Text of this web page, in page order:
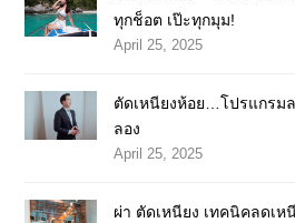
ทุกช็อต เป๊ะทุกมุม!
April 25, 2025
ตัดเหนียงห้อย…โปรแกรม
ลอง
April 25, 2025
ผ่า ตัดเหนียง เทคนิคลดเห